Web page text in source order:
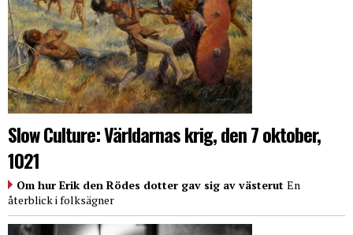
Slow Culture: Världarnas krig, den 7 oktober,
1021
Om hur Erik den Rödes dotter gav sig av västerut En
återblick i folksägner